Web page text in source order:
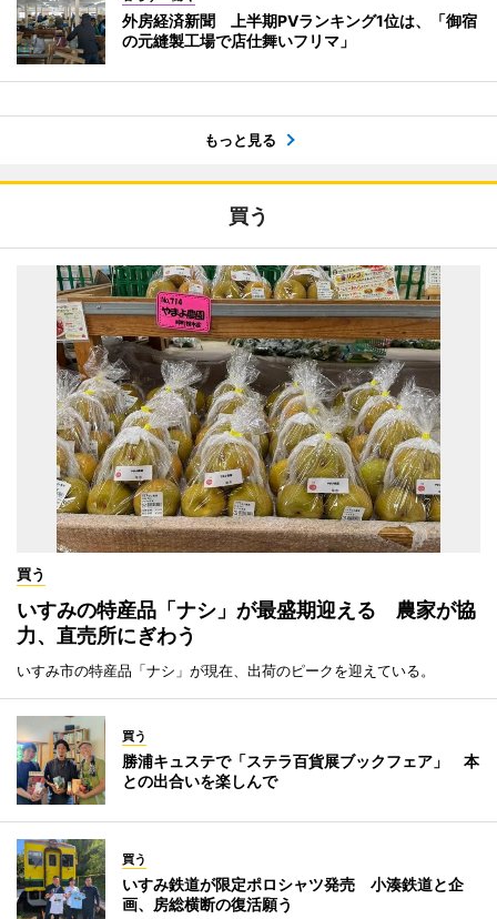
外房経済新聞 上半期PVランキング1位は、「御宿
の元縫製工場で店仕舞いフリマ」
もっと見る
買う
買う
いすみの特産品「ナシ」が最盛期迎える 農家が協
力、直売所にぎわう
いすみ市の特産品「ナシ」が現在、出荷のピークを迎えている。
買う
勝浦キュステで「ステラ百貨展ブックフェア」 本
との出合いを楽しんで
買う
いすみ鉄道が限定ポロシャツ発売 小湊鉄道と企
画、房総横断の復活願う